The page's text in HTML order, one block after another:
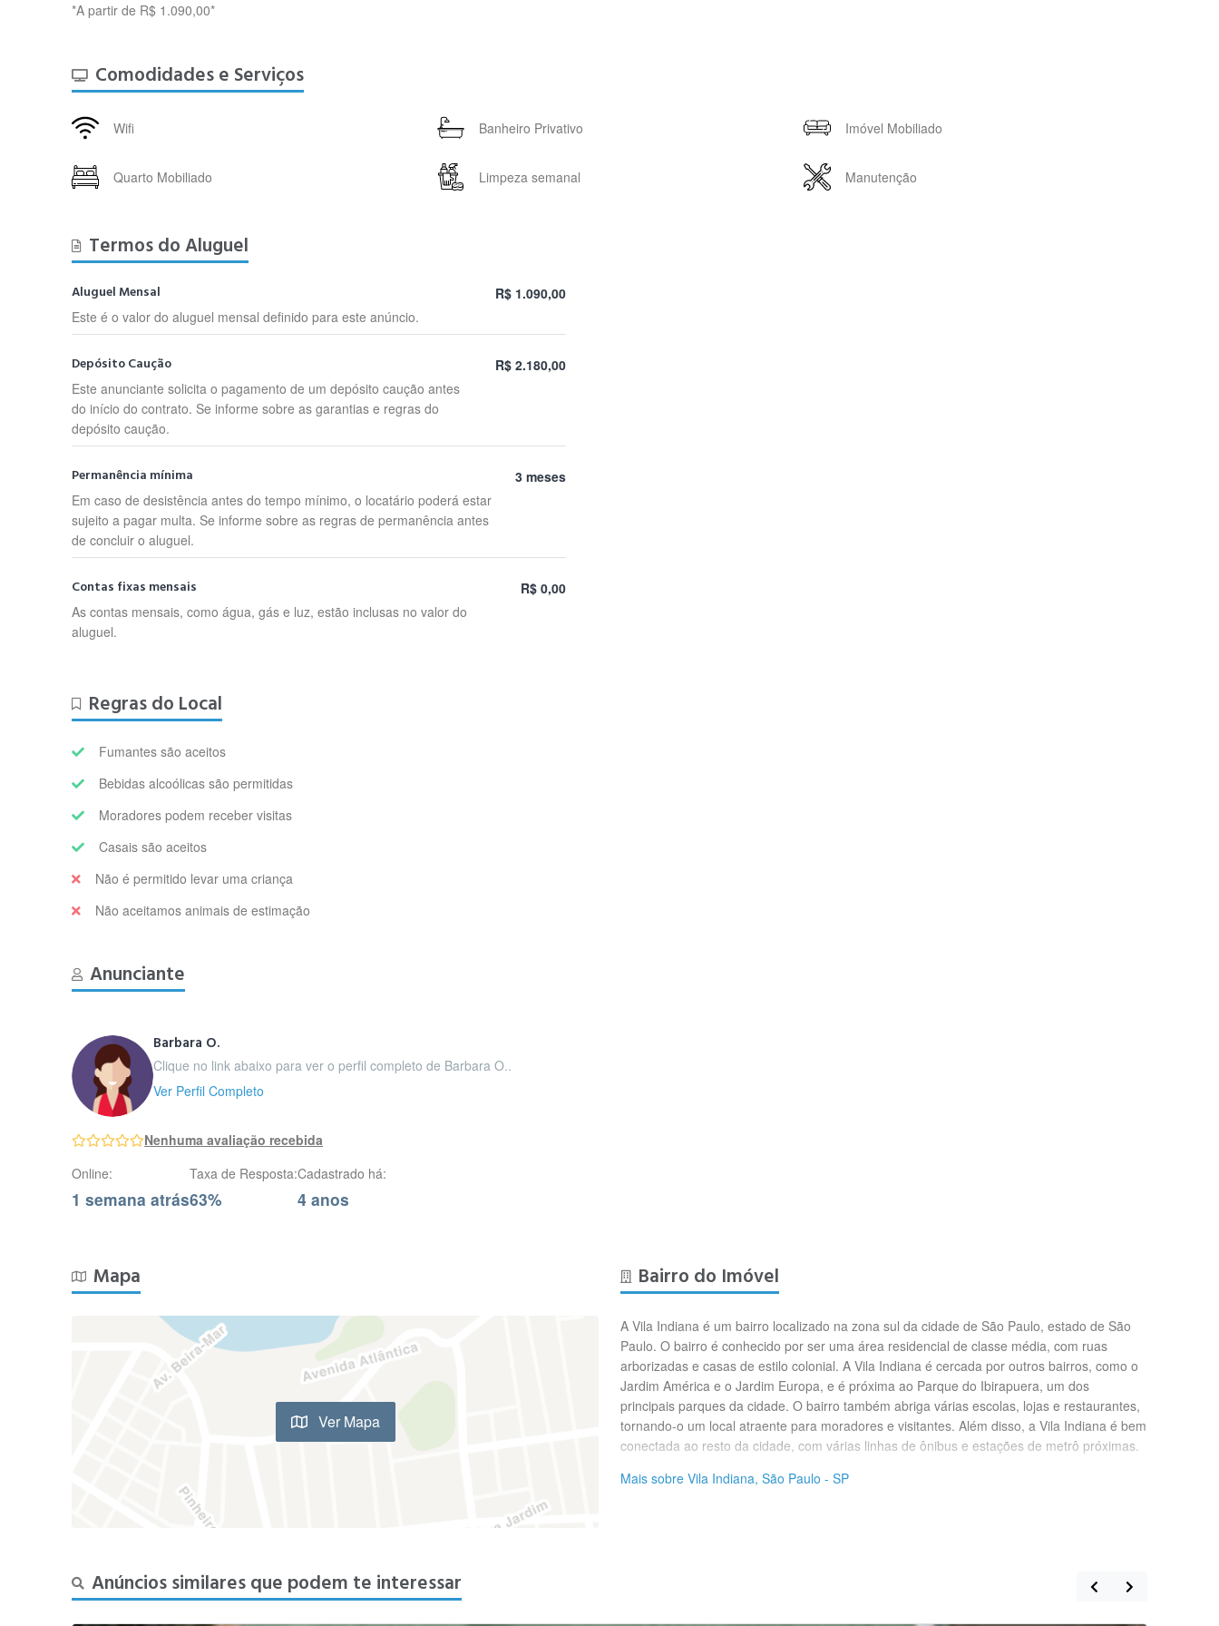
*A partir de R$ 1.090,00*
Comodidades e Serviços
Wifi Banheiro Privativo Imóvel Mobiliado
Quarto Mobiliado Limpeza semanal Manutenção
Termos do Aluguel
Aluguel Mensal
Este é o valor do aluguel mensal definido para este anúncio.
R$ 1.090,00
Depósito Caução
Este anunciante solicita o pagamento de um depósito caução antes
do início do contrato. Se informe sobre as garantias e regras do
depósito caução.
R$ 2.180,00
Permanência mínima
Em caso de desistência antes do tempo mínimo, o locatário poderá estar
sujeito a pagar multa. Se informe sobre as regras de permanência antes
de concluir o aluguel.
3 meses
Contas fixas mensais
As contas mensais, como água, gás e luz, estão inclusas no valor do
aluguel.
R$ 0,00
Regras do Local
Fumantes são aceitos
Bebidas alcoólicas são permitidas
Moradores podem receber visitas
Casais são aceitos
Não é permitido levar uma criança
Não aceitamos animais de estimação
Anunciante
Barbara O.
Clique no link abaixo para ver o perfil completo de Barbara O..
Ver Perfil Completo
Nenhuma avaliação recebida
Online:
1 semana atrás
Taxa de Resposta:
63%
Cadastrado há:
4 anos
Mapa
Ver Mapa
Bairro do Imóvel
A Vila Indiana é um bairro localizado na zona sul da cidade de São Paulo, estado de São
Paulo. O bairro é conhecido por ser uma área residencial de classe média, com ruas
arborizadas e casas de estilo colonial. A Vila Indiana é cercada por outros bairros, como o
Jardim América e o Jardim Europa, e é próxima ao Parque do Ibirapuera, um dos
principais parques da cidade. O bairro também abriga várias escolas, lojas e restaurantes,
tornando-o um local atraente para moradores e visitantes. Além disso, a Vila Indiana é bem
conectada ao resto da cidade, com várias linhas de ônibus e estações de metrô próximas.
Mais sobre Vila Indiana, São Paulo - SP
Anúncios similares que podem te interessar